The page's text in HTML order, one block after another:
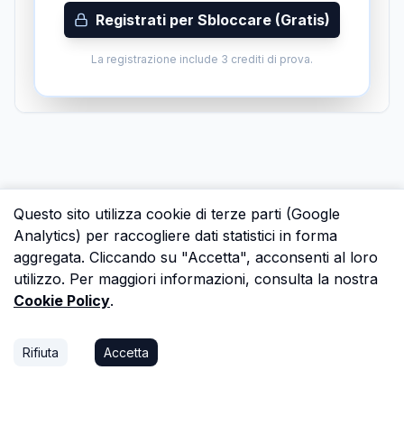
Registrati per Sbloccare (Gratis)
La registrazione include 3 crediti di prova.
Questo sito utilizza cookie di terze parti (Google
Analytics) per raccogliere dati statistici in forma
aggregata. Cliccando su "Accetta", acconsenti al loro
utilizzo. Per maggiori informazioni, consulta la nostra
Cookie Policy.
Rifiuta Accetta